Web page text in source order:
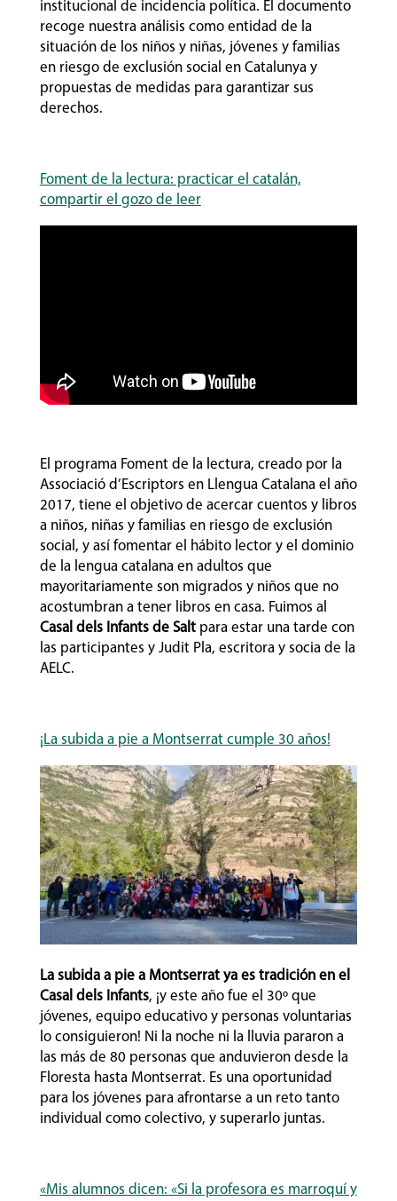
institucional de incidencia política. El documento
recoge nuestra análisis como entidad de la
situación de los niños y niñas, jóvenes y familias
en riesgo de exclusión social en Catalunya y
propuestas de medidas para garantizar sus
derechos.
Foment de la lectura: practicar el catalán,
compartir el gozo de leer
El programa Foment de la lectura, creado por la
Associació d’Escriptors en Llengua Catalana el año
2017, tiene el objetivo de acercar cuentos y libros
a niños, niñas y familias en riesgo de exclusión
social, y así fomentar el hábito lector y el dominio
de la lengua catalana en adultos que
mayoritariamente son migrados y niños que no
acostumbran a tener libros en casa. Fuimos al
Casal dels Infants de Saltpara estar una tarde con
las participantes y Judit Pla, escritora y socia de la
AELC.
¡La subida a pie a Montserrat cumple 30 años!
La subida a pie a Montserrat ya es tradición en el
Casal dels Infants, ¡y este año fue el 30º que
jóvenes, equipo educativo y personas voluntarias
lo consiguieron! Ni la noche ni la lluvia pararon a
las más de 80 personas que anduvieron desde la
Floresta hasta Montserrat. Es una oportunidad
para los jóvenes para afrontarse a un reto tanto
individual como colectivo, y superarlo juntas.
«Mis alumnos dicen: «Si la profesora es marroquí y